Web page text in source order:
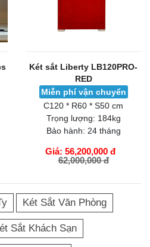
Két sắt Liberty LB120PRO-
RED
Miễn phí vận chuyển
C120 * R60 * S50 cm
Trọng lượng: 184kg
Bảo hành: 24 tháng
Giá: 56,200,000 đ
62,000,000 đ
GIỎ HÀNG
Két Sắt Văn Phòng
Sắt Khách Sạn